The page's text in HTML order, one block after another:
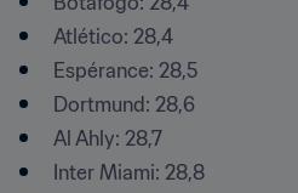
Atlético: 28,4
Espérance: 28,5
Dortmund: 28,6
Al Ahly: 28,7
Inter Miami: 28,8